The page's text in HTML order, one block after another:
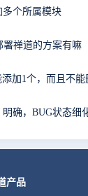
多个所属模块
署禅道的方案有嘛
加1个，而且不能
确，BUG状态细
产品